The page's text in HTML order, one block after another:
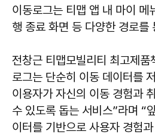
이동로그는 티맵 앱 내 마이 메
행 종료 화면 등 다양한 경로를
전창근 티맵모빌리티 최고제
로그는 단순히 이동 데이터를
이용자가 자신의 이동 경험과
수 있도록 돕는 서비스”라며 “
이터를 기반으로 사용자 경험